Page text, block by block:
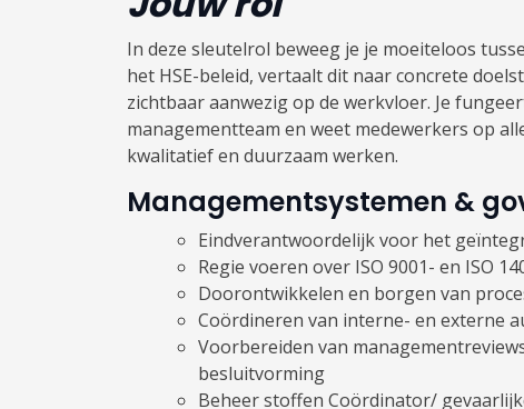
In deze sleutelrol beweeg je je moeiteloos
het HSE-beleid, vertaalt dit naar concrete
zichtbaar aanwezig op de werkvloer. Je
managementteam en weet medewerkers op
kwalitatief en duurzaam werken.
Managementsystemen &
Eindverantwoordelijk voor het
Regie voeren over ISO 9001- en ISO
Doorontwikkelen en borgen van
Coördineren van interne- en externe
Voorbereiden van
besluitvorming
Beheer stoffen Coördinator/